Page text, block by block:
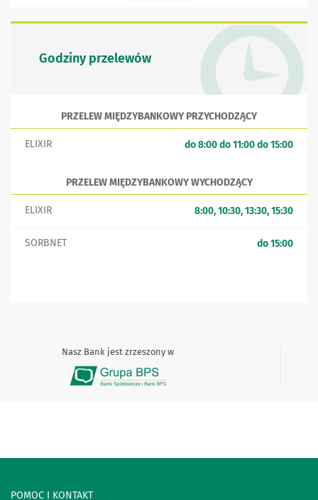
Godziny przelewów
PRZELEW MIĘDZYBANKOWY PRZYCHODZĄCY
ELIXIR do 8:00 do 11:00 do 15:00
PRZELEW MIĘDZYBANKOWY WYCHODZĄCY
ELIXIR 8:00, 10:30, 13:30, 15:30
SORBNET do 15:00
Nasz Bank jest zrzeszony w
POMOC I KONTAKT